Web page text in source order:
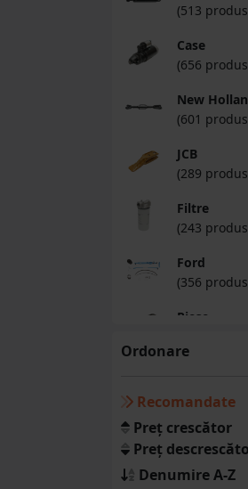
(513
Case
(656
New
(601
JCB
(289
Filtre
(243
Ford
(356
Piese
(150
(194
Kubota
(94 produse)
Ordonare
Recomandate
Preț crescător
Preț
Denumire A-Z